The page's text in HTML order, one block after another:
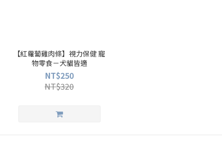
【紅蘿蔔雞肉條】視力保健 寵
物零食－犬貓皆適
NT$250
NT$320